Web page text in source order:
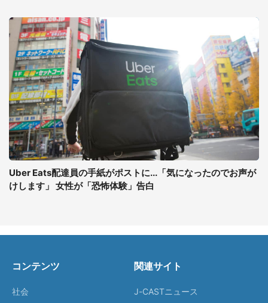
Uber Eats配達員の手紙がポストに...「気になったのでお声が
けします」 女性が「恐怖体験」告白
コンテンツ
社会
関連サイト
J-CASTニュース